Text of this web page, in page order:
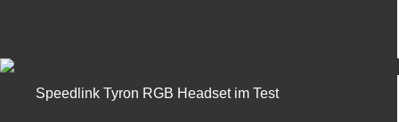
Speedlink Tyron RGB Headset im Test